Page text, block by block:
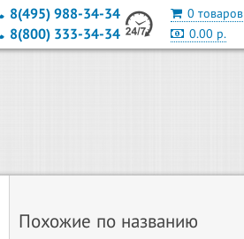
0 товаров
0.00 р.
8(495) 988-34-34
8(800) 333-34-34
Похожие по названию